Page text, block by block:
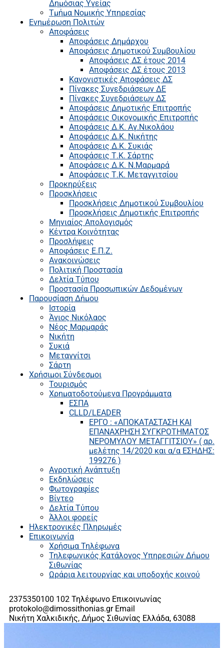
Δημόσιας Υγείας
Τμήμα Νομικής Υπηρεσίας
Ενημέρωση Πολιτών
Αποφάσεις
Αποφάσεις Δημάρχου
Αποφάσεις Δημοτικού Συμβουλίου
Αποφάσεις ΔΣ έτους 2014
Αποφάσεις ΔΣ έτους 2013
Κανονιστικές Αποφάσεις ΔΣ
Πίνακες Συνεδριάσεων ΔΕ
Πίνακες Συνεδριάσεων ΔΣ
Αποφάσεις Δημοτικής Επιτροπής
Αποφάσεις Οικονομικής Επιτροπής
Αποφάσεις Δ.Κ. Αγ.Νικολάου
Αποφάσεις Δ.Κ. Νικήτης
Αποφάσεις Δ.Κ. Συκιάς
Αποφάσεις Τ.Κ. Σάρτης
Αποφάσεις Δ.Κ. Ν.Μαρμαρά
Αποφάσεις Τ.Κ. Μεταγγιτσίου
Προκηρύξεις
Προσκλήσεις
Προσκλήσεις Δημοτικού Συμβουλίου
Προσκλήσεις Δημοτικής Επιτροπής
Μηνιαίος Απολογισμός
Κέντρα Κοινότητας
Προσλήψεις
Αποφάσεις Ε.Π.Ζ.
Ανακοινώσεις
Πολιτική Προστασία
Δελτία Τύπου
Προστασία Προσωπικών Δεδομένων
Παρουσίαση Δήμου
Ιστορία
Άγιος Νικόλαος
Νέος Μαρμαράς
Νικήτη
Συκιά
Μεταγγίτσι
Σάρτη
Χρήσιμοι Σύνδεσμοι
Τουρισμός
Χρηματοδοτούμενα Προγράμματα
ΕΣΠΑ
CLLD/LEADER
ΕΡΓΟ : «ΑΠΟΚΑΤΑΣΤΑΣΗ ΚΑΙ
ΕΠΑΝΑΧΡΗΣΗ ΣΥΓΚΡΟΤΗΜΑΤΟΣ
ΝΕΡΟΜΥΛΟΥ ΜΕΤΑΓΓΙΤΣΙΟΥ» ( αρ.
μελέτης 14/2020 και α/α ΕΣΗΔΗΣ:
199276 )
Αγροτική Ανάπτυξη
Εκδηλώσεις
Φωτογραφίες
Βίντεο
Δελτία Τύπου
Άλλοι φορείς
Ηλεκτρονικές Πληρωμές
Επικοινωνία
Χρήσιμα Τηλέφωνα
Τηλεφωνικός Κατάλογος Υπηρεσιών Δήμου
Σιθωνίας
Ωράρια λειτουργίας και υποδοχής κοινού
2375350100 102 Τηλέφωνο Επικοινωνίας
protokolo@dimossithonias.gr Email
Νικήτη Χαλκιδικής, Δήμος Σιθωνίας Ελλάδα, 63088